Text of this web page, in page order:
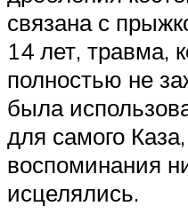
связана с
14 лет, травма,
полностью не
была
для самого
воспоминания
исцелялись.